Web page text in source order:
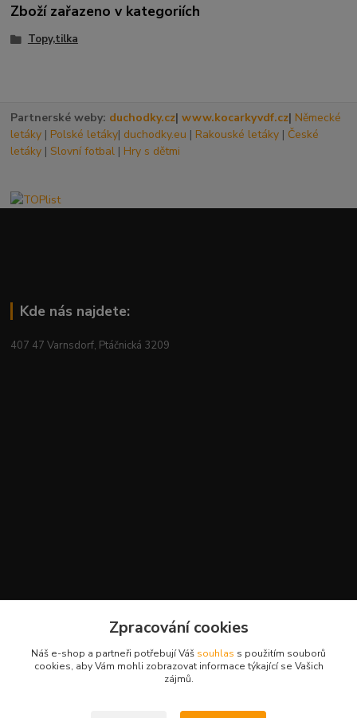
Zboží zařazeno v kategoriích
Topy,tilka
Partnerské weby: duchodky.cz|www.kocarkyvdf.cz| Německé
letáky | Polské letáky| duchodky.eu | Rakouské letáky | České
letáky | Slovní fotbal | Hry s dětmi
Kde nás najdete:
407 47 Varnsdorf, Ptáčnická 3209
Zpracování cookies
Náš e-shop a partneři potřebují Váš souhlas s použitím souborů
cookies, aby Vám mohli zobrazovat informace týkající se Vašich
zájmů.